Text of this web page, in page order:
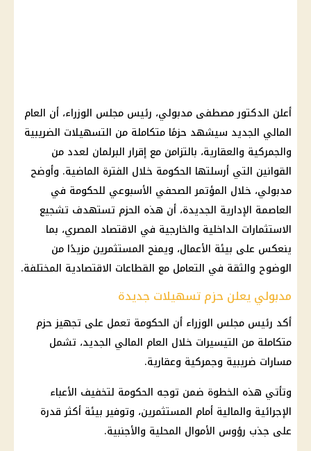
أعلن الدكتور مصطفى مدبولي، رئيس مجلس الوزراء، أن العام
المالي الجديد سيشهد حزمًا متكاملة من التسهيلات الضريبية
والجمركية والعقارية، بالتزامن مع إقرار البرلمان لعدد من
القوانين التي أرسلتها الحكومة خلال الفترة الماضية. وأوضح
مدبولي، خلال المؤتمر الصحفي الأسبوعي للحكومة في
العاصمة الإدارية الجديدة، أن هذه الحزم تستهدف تشجيع
الاستثمارات الداخلية والخارجية في الاقتصاد المصري، بما
ينعكس على بيئة الأعمال، ويمنح المستثمرين مزيدًا من
الوضوح والثقة في التعامل مع القطاعات الاقتصادية المختلفة.
مدبولي يعلن حزم تسهيلات جديدة
أكد رئيس مجلس الوزراء أن الحكومة تعمل على تجهيز حزم
متكاملة من التيسيرات خلال العام المالي الجديد، تشمل
مسارات ضريبية وجمركية وعقارية.
وتأتي هذه الخطوة ضمن توجه الحكومة لتخفيف الأعباء
الإجرائية والمالية أمام المستثمرين، وتوفير بيئة أكثر قدرة
على جذب رؤوس الأموال المحلية والأجنبية.